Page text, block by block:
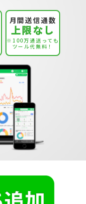
月間送信通数
上限なし
※100万通送っても
ツール代無料！